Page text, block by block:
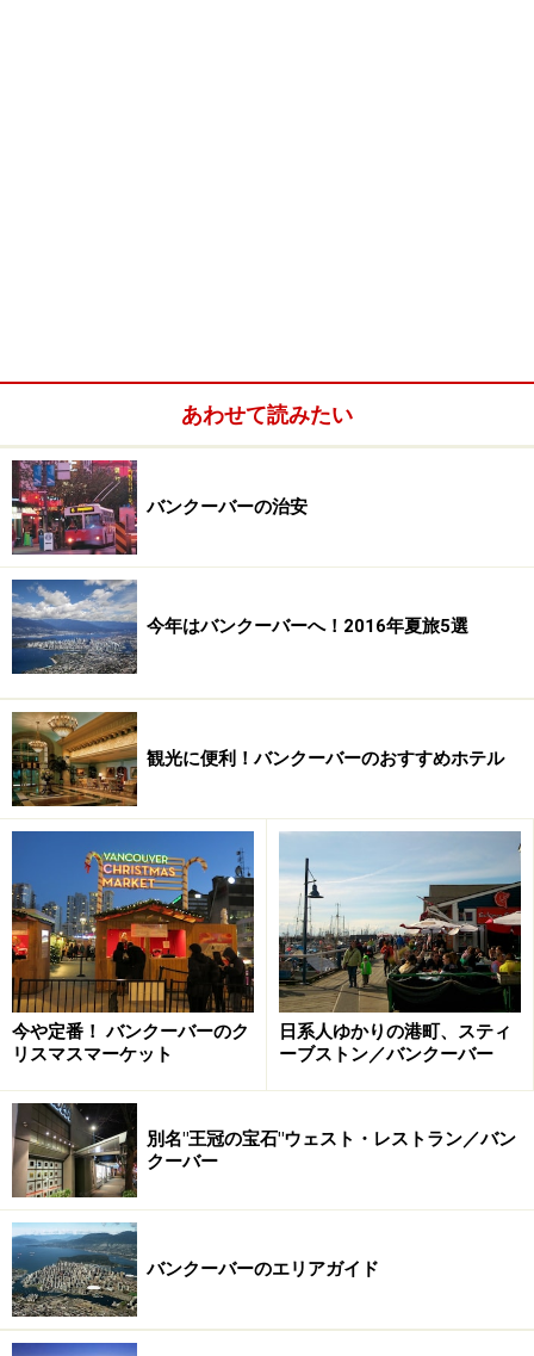
で、機内で一晩明かしますが、到着時の日付は同じで
空港からダウンタウンへは、スカイトレインが一番便利
入国、通関後、ダウンタウンへ移動。ダウンタウンまで
は45分ほどの距離。
アクセスの記事はこちら＞＞＞
通・空港からのアクセス
様々なロスタイムを考えても、お昼過ぎにはホテルに到
着できますが、ホテルのチェックインには15時から16
時。この空き時間に、バンクーバーの観光をさらっと済
ませておくと、土地勘がつかめ、翌日からのフリータイ
ムを有効に使えます。
パッケージツアーのオプショナルツアーでは、スタンレ
ーパーク、クイーンエリザベスパーク、ギャスタウン、
回るツアーがあるので、これを使うのが一番簡単。自分
で回りたいという人は、ギャスタウン程度なら、徒歩で
もアクセスできるので、ダウンタウンの町歩きと組み合
わせる程度に留め、主なポイントは翌日以降に回すと良
いでしょう。
あわせて読みたい
バンクーバーの治安
今年はバンクーバーへ！2016年夏旅5選
観光に便利！バンクーバーのおすすめホテル
今や定番！ バンクーバーのク
リスマスマーケット
日系人ゆかりの港町、スティ
ーブストン／バンクーバー
別名"王冠の宝石"ウェスト・レストラン／バン
クーバー
バンクーバーのエリアガイド